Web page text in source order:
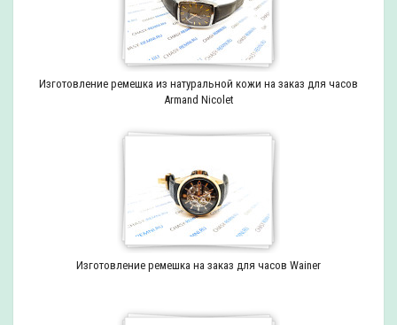
Изготовление ремешка из натуральной кожи на заказ для часов
Armand Nicolet
Изготовление ремешка на заказ для часов Wainer